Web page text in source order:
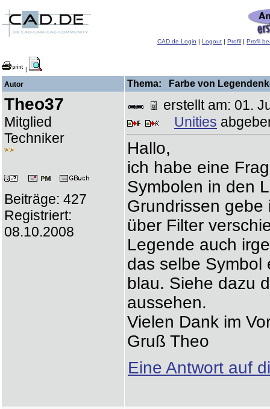
CAD.de Login | Logout | Profil | Profil
|
Autor Thema: Farbe von
Theo37
Mitglied
Techniker
Beiträge: 427
Registriert:
08.10.2008
erstellt am: 01.
Unities
Hallo,
ich habe eine
Symbolen in den
Grundrissen
über Filter
Legende auch
das selbe Symbol
blau. Siehe dazu
aussehen.
Vielen Dank im
Gruß Theo
Eine Antwort auf